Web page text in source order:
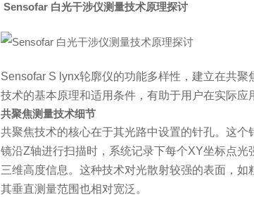
Sensofar 白光干涉仪测量技术原理探讨
Sensofar S lynx轮廓仪的功能多样性，建立在共
技术的基本原理和适用条件，有助于用户在实际应
共聚焦测量技术细节
共聚焦技术的核心在于其光路中设置的针孔。这
镜沿Z轴进行扫描时，系统记录下每个XY坐标点
三维高度信息。这种技术对光散射较强的表面，
其垂直测量范围也相对宽泛。